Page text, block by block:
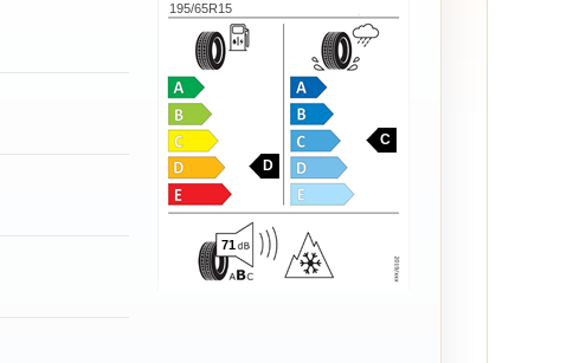
195/65R15
D
C
71